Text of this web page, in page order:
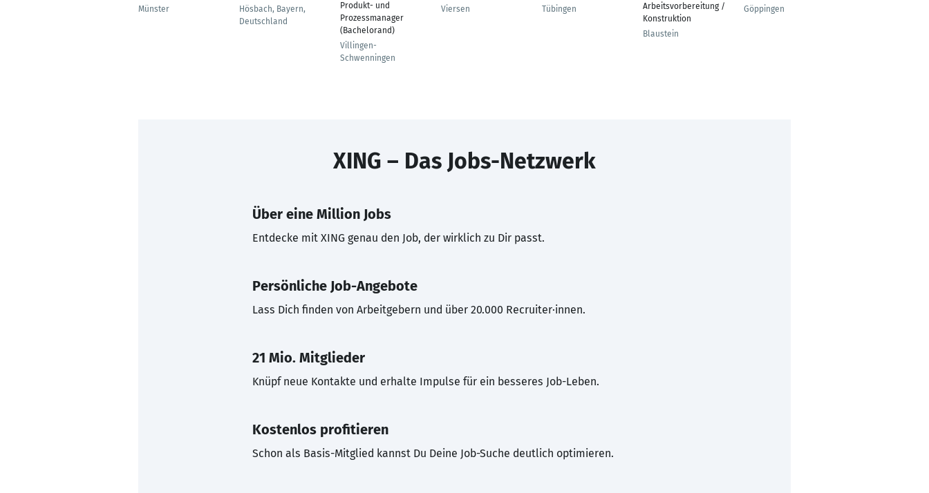
Münster
Hösbach, Bayern,
Deutschland
Produkt- und
Prozessmanager
(Bachelorand)
Villingen-
Schwenningen
Viersen
Tübingen
Arbeitsvorbereitung /
Konstruktion
Blaustein
Göppingen
XING – Das Jobs-Netzwerk
Über eine Million Jobs
Entdecke mit XING genau den Job, der wirklich zu Dir passt.
Persönliche Job-Angebote
Lass Dich finden von Arbeitgebern und über 20.000 Recruiter·innen.
21 Mio. Mitglieder
Knüpf neue Kontakte und erhalte Impulse für ein besseres Job-Leben.
Kostenlos profitieren
Schon als Basis-Mitglied kannst Du Deine Job-Suche deutlich optimieren.